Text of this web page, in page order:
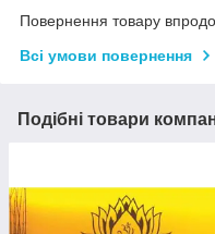
Повернення товару
Всі умови повернення
Подібні товари